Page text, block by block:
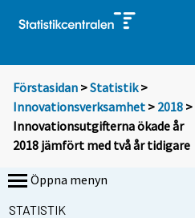
Förstasidan >Statistik >
Innovationsverksamhet > 2018 >
Innovationsutgifterna ökade år
2018 jämfört med två år tidigare
Öppna menyn
STATISTIK